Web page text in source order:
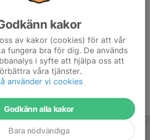
kakor
av kakor (cookies) för att vår
fungera bra för dig. De används
i syfte att hjälpa oss att
våra tjänster.
använder vi cookies
Godkänn alla kakor
Bara nödvändiga